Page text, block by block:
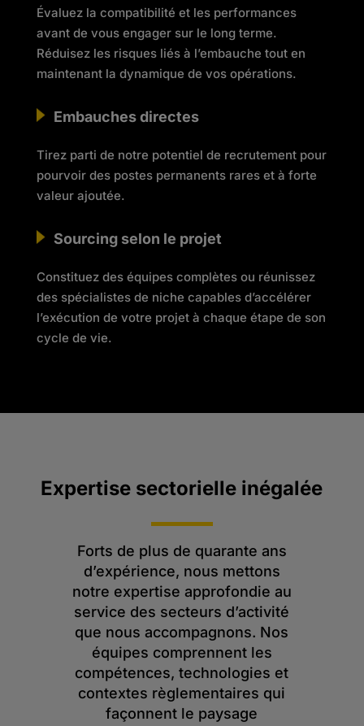
Évaluez la compatibilité et les performances
avant de vous engager sur le long terme.
Réduisez les risques liés à l’embauche tout en
maintenant la dynamique de vos opérations.
Embauches directes
Tirez parti de notre potentiel de recrutement pour
pourvoir des postes permanents rares et à forte
valeur ajoutée.
Sourcing selon le projet
Constituez des équipes complètes ou réunissez
des spécialistes de niche capables d’accélérer
l’exécution de votre projet à chaque étape de son
cycle de vie.
Expertise sectorielle inégalée
Forts de plus de quarante ans
d’expérience, nous mettons
notre expertise approfondie au
service des secteurs d’activité
que nous accompagnons. Nos
équipes comprennent les
compétences, technologies et
contextes règlementaires qui
façonnent le paysage